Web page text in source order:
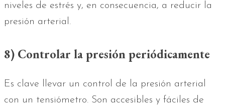
niveles de estrés y, en consecuencia, a reducir la
presión arterial.
8) Controlar la presión periódicamente
Es clave llevar un control de la presión arterial
con un tensiómetro. Son accesibles y fáciles de